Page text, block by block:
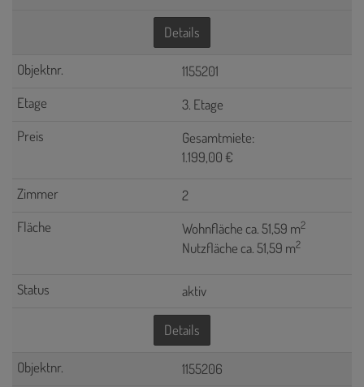
Details
1155201
3. Etage
Gesamtmiete:
1.199,00 €
2
Wohnfläche ca. 51,59 m2
Nutzfläche ca. 51,59 m2
aktiv
Details
1155206